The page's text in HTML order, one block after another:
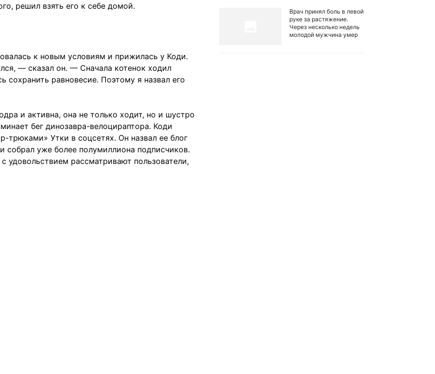
решил взять его к себе домой.
к новым условиям и прижилась у Коди.
— сказал он. — Сначала котенок ходил
сохранить равновесие. Поэтому я назвал его
и активна, она не только ходит, но и шустро
бег динозавра-велоцираптора. Коди
трюками» Утки в соцсетях. Он назвал ее блог
уже более полумиллиона подписчиков.
удовольствием рассматривают пользователи,
Врач принял боль в левой
руке за растяжение.
Через несколько недель
молодой мужчина умер